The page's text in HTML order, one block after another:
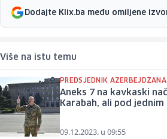
Dodajte Klix.ba među omiljene
Više na istu temu
PREDSJEDNIK AZERBEJDŽANA
Aneks 7 na kavkaski
Karabah, ali pod jednim
09.12.2023. u 09:55